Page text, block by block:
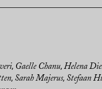
, Gaelle Chanu, Helena
, Sarah Majerus, Stefaan